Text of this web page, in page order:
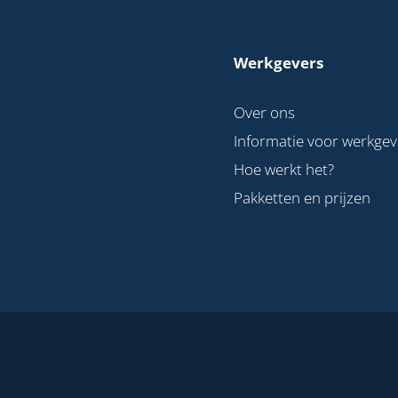
Werkgevers
Over ons
Informatie voor
Hoe werkt het?
Pakketten en prijzen